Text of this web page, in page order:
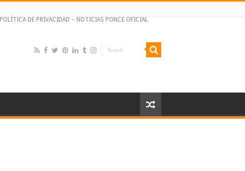
POLÍTICA DE PRIVACIDAD – NOTICIAS PONCE OFICIAL